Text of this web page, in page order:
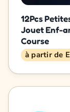
12Pcs
Jouet Enf-
Course
à partir de